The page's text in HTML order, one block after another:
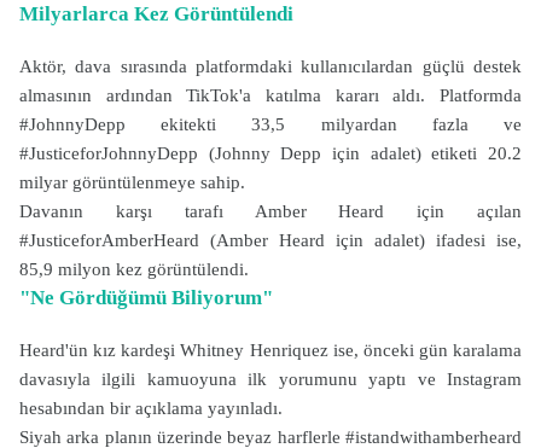
Milyarlarca Kez Görüntülendi
Aktör, dava sırasında platformdaki kullanıcılardan güçlü destek
almasının ardından TikTok'a katılma kararı aldı. Platformda
#JohnnyDepp ekitekti 33,5 milyardan fazla ve
#JusticeforJohnnyDepp (Johnny Depp için adalet) etiketi 20.2
milyar görüntülenmeye sahip.
Davanın karşı tarafı Amber Heard için açılan
#JusticeforAmberHeard (Amber Heard için adalet) ifadesi ise,
85,9 milyon kez görüntülendi.
"Ne Gördüğümü Biliyorum"
Heard'ün kız kardeşi Whitney Henriquez ise, önceki gün karalama
davasıyla ilgili kamuoyuna ilk yorumunu yaptı ve Instagram
hesabından bir açıklama yayınladı.
Siyah arka planın üzerinde beyaz harflerle #istandwithamberheard